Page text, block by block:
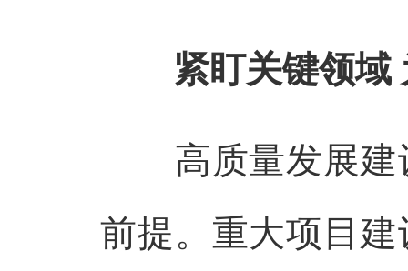
紧盯关键领域
高质量发展建
前提。重大项目